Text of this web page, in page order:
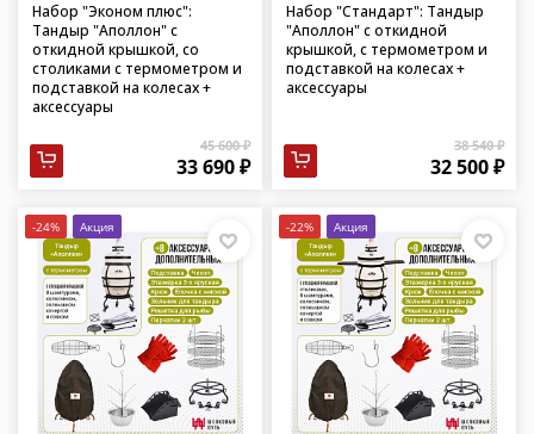
Набор "Эконом плюс":
Тандыр "Аполлон" с
откидной крышкой, со
столиками с термометром и
подставкой на колесах +
аксессуары
45 600 ₽
33 690 ₽
Набор "Стандарт": Тандыр
"Аполлон" с откидной
крышкой, с термометром и
подставкой на колесах +
аксессуары
38 540 ₽
32 500 ₽
-24% Акция -22% Акция